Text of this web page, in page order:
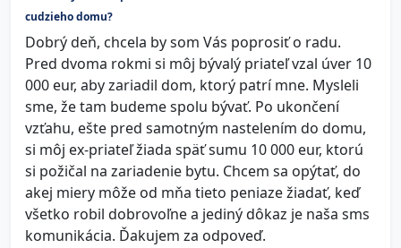
cudzieho domu?
Dobrý deň, chcela by som Vás poprosiť o radu.
Pred dvoma rokmi si môj bývalý priateľ vzal úver 10
000 eur, aby zariadil dom, ktorý patrí mne. Mysleli
sme, že tam budeme spolu bývať. Po ukončení
vzťahu, ešte pred samotným nastelením do domu,
si môj ex-priateľ žiada späť sumu 10 000 eur, ktorú
si požičal na zariadenie bytu. Chcem sa opýtať, do
akej miery môže od mňa tieto peniaze žiadať, keď
všetko robil dobrovoľne a jediný dôkaz je naša sms
komunikácia. Ďakujem za odpoveď.